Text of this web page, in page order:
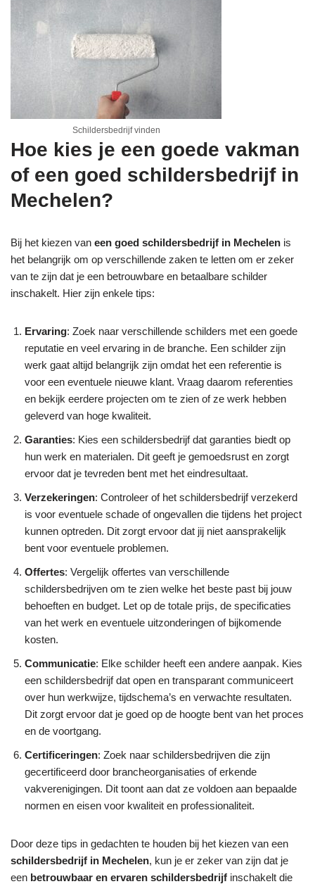
Schildersbedrijf vinden
Hoe kies je een goede vakman
of een goed schildersbedrijf in
Mechelen?
Bij het kiezen van een goed schildersbedrijf in Mechelen is
het belangrijk om op verschillende zaken te letten om er zeker
van te zijn dat je een betrouwbare en betaalbare schilder
inschakelt. Hier zijn enkele tips:
Ervaring: Zoek naar verschillende schilders met een goede
reputatie en veel ervaring in de branche. Een schilder zijn
werk gaat altijd belangrijk zijn omdat het een referentie is
voor een eventuele nieuwe klant. Vraag daarom referenties
en bekijk eerdere projecten om te zien of ze werk hebben
geleverd van hoge kwaliteit.
Garanties: Kies een schildersbedrijf dat garanties biedt op
hun werk en materialen. Dit geeft je gemoedsrust en zorgt
ervoor dat je tevreden bent met het eindresultaat.
Verzekeringen: Controleer of het schildersbedrijf verzekerd
is voor eventuele schade of ongevallen die tijdens het project
kunnen optreden. Dit zorgt ervoor dat jij niet aansprakelijk
bent voor eventuele problemen.
Offertes: Vergelijk offertes van verschillende
schildersbedrijven om te zien welke het beste past bij jouw
behoeften en budget. Let op de totale prijs, de specificaties
van het werk en eventuele uitzonderingen of bijkomende
kosten.
Communicatie: Elke schilder heeft een andere aanpak. Kies
een schildersbedrijf dat open en transparant communiceert
over hun werkwijze, tijdschema’s en verwachte resultaten.
Dit zorgt ervoor dat je goed op de hoogte bent van het proces
en de voortgang.
Certificeringen: Zoek naar schildersbedrijven die zijn
gecertificeerd door brancheorganisaties of erkende
vakverenigingen. Dit toont aan dat ze voldoen aan bepaalde
normen en eisen voor kwaliteit en professionaliteit.
Door deze tips in gedachten te houden bij het kiezen van een
schildersbedrijf in Mechelen, kun je er zeker van zijn dat je
een betrouwbaar en ervaren schildersbedrijf inschakelt die